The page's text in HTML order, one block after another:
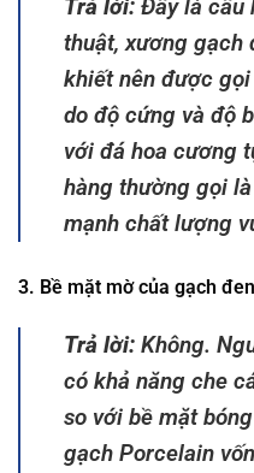
Trả lời: Đây là câu
thuật, xương
khiết nên được
do độ cứng và độ
với đá hoa cương
hàng thường gọi
mạnh chất lượng
3. Bề mặt mờ của gạch
Trả lời: Không.
có khả năng che
so với bề mặt
gạch Porcelain